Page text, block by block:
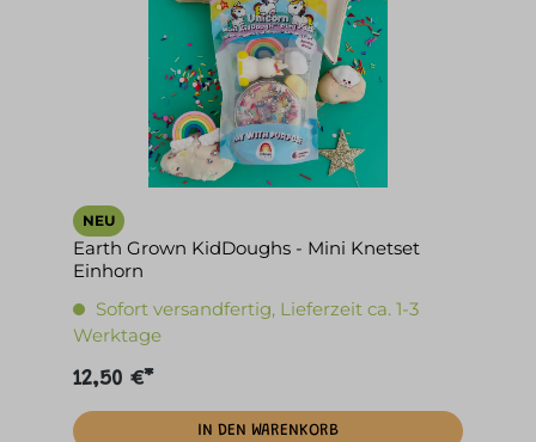
NEU
Earth Grown KidDoughs - Mini Knetset
Einhorn
Sofort versandfertig, Lieferzeit ca. 1-3
Werktage
12,50 €*
IN DEN WARENKORB